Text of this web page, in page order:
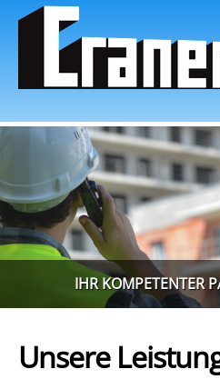
Baesweiler
UNTERNEHMEN
UNSERE LEISTUNGEN
REFERENZEN
MITARBEITERBEREICH
KONTAKTIHR KOMPETENTER
Unsere